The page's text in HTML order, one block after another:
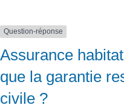
Question-réponse
Assurance
que la garantie
civile ?